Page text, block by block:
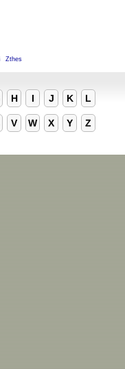
Zthes
H I J K L
V W X Y Z